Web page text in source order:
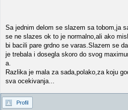
Sa jednim delom se slazem sa tobom,ja
se ne slazes ok to je normalno,ali ako
bi bacili pare grdno se varas.Slazem se
je trebala i dosegla skoro do svog
a.
Razlika je mala za sada,polako,za koju
sva ocekivanja...
Profil